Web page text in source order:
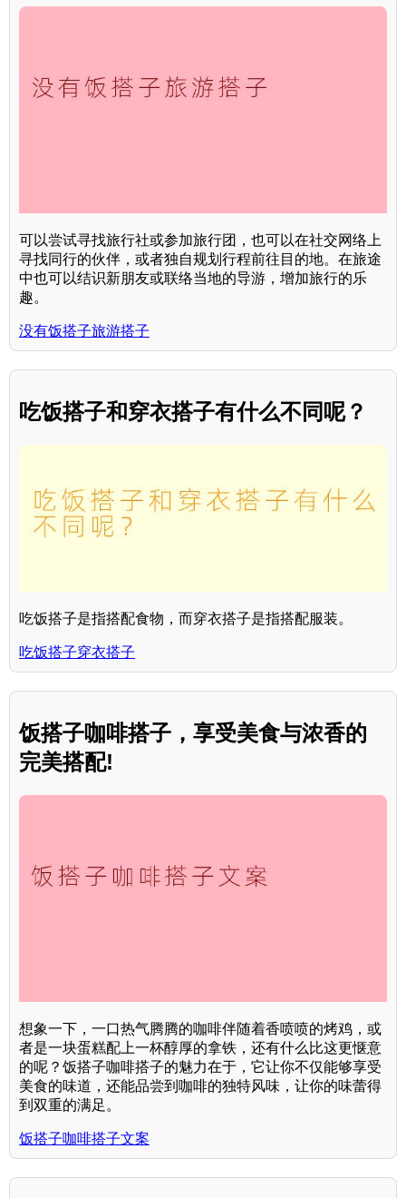
可以尝试寻找旅行社或参加旅行团，也可以在社交网络上
寻找同行的伙伴，或者独自规划行程前往目的地。在旅途
中也可以结识新朋友或联络当地的导游，增加旅行的乐
趣。
没有饭搭子旅游搭子
吃饭搭子和穿衣搭子有什么不同呢？
吃饭搭子是指搭配食物，而穿衣搭子是指搭配服装。
吃饭搭子穿衣搭子
饭搭子咖啡搭子，享受美食与浓香的
完美搭配!
想象一下，一口热气腾腾的咖啡伴随着香喷喷的烤鸡，或
者是一块蛋糕配上一杯醇厚的拿铁，还有什么比这更惬意
的呢？饭搭子咖啡搭子的魅力在于，它让你不仅能够享受
美食的味道，还能品尝到咖啡的独特风味，让你的味蕾得
到双重的满足。
饭搭子咖啡搭子文案